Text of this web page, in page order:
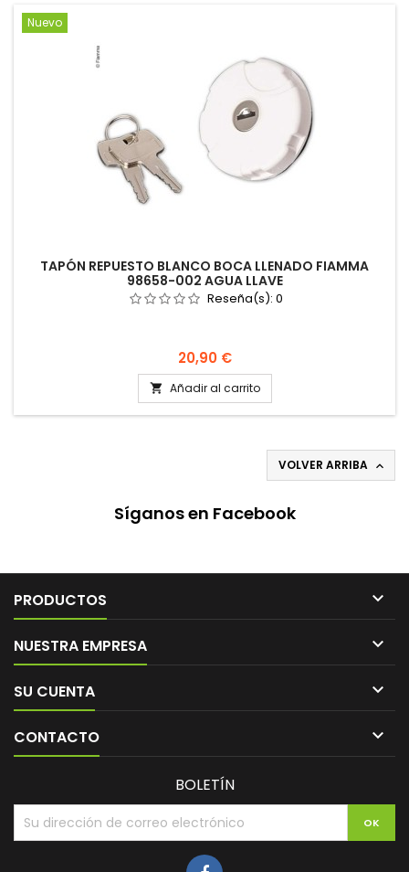
Nuevo
TAPÓN REPUESTO BLANCO BOCA LLENADO FIAMMA
98658-002 AGUA LLAVE
Reseña(s): 0
Precio
20,90 €
 Añadir al carrito
VOLVER ARRIBA 
Síganos en Facebook
PRODUCTOS 
NUESTRA EMPRESA 
SU CUENTA 
CONTACTO 
BOLETÍN